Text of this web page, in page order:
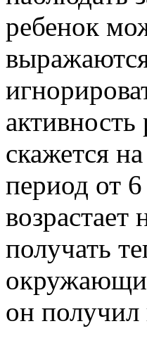
ребенок
скажется
период от
получать
он получил